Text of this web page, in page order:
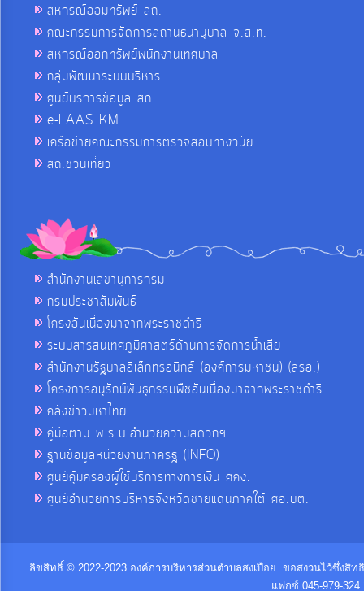
สหกรณ์ออมทรัพย์ สถ.
คณะกรรมการจัดการสถานธนานุบาล จ.ส.ท.
สหกรณ์ออกทรัพย์พนักงานเทศบาล
กลุ่มพัฒนาระบบบริหาร
ศูนย์บริการข้อมูล สถ.
e-LAAS KM
เครือข่ายคณะกรรมการตรวจสอบทางวินัย
สถ.ชวนเที่ยว
สำนักงานเลขานุการกรม
กรมประชาสัมพันธ์
โครงอันเนื่องมาจากพระราชดำริ
ระบบสารสนเทศภูมิศาสตร์ด้านการจัดการน้ำเสีย
สำนักงานรัฐบาลอิเล็กทรอนิกส์ (องค์การมหาชน) (สรอ.)
โครงการอนุรักษ์พันธุกรรมพืชอันเนื่องมาจากพระราชดำริ
คลังข่าวมหาไทย
คู่มือตาม พ.ร.บ.อำนวยความสดวกฯ
ฐานข้อมูลหน่วยงานภาครัฐ (INFO)
ศูนย์คุ้มครองผู้ใช้บริการทางการเงิน ศคง.
ศูนย์อำนวยการบริหารจังหวัดชายแดนภาคใต้ ศอ.บต.
ลิขสิทธิ์ © 2022-2023 องค์การบริหารส่วนตำบลสงเปือย. ขอสงวนไว้ซึ่งสิ
แฟกซ์ 045-979-